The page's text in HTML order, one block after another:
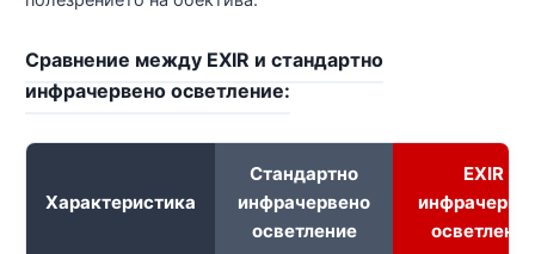
Сравнение между EXIR и стандартно
инфрачервено осветление:
Характеристика
Стандартно
инфрачервено
осветление
EXIR